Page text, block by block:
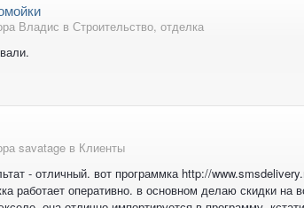
Владис в Строительство, отделка
savatage в Клиенты
- отличный. вот программка http://
работает оперативно. в основном делаю скидки на